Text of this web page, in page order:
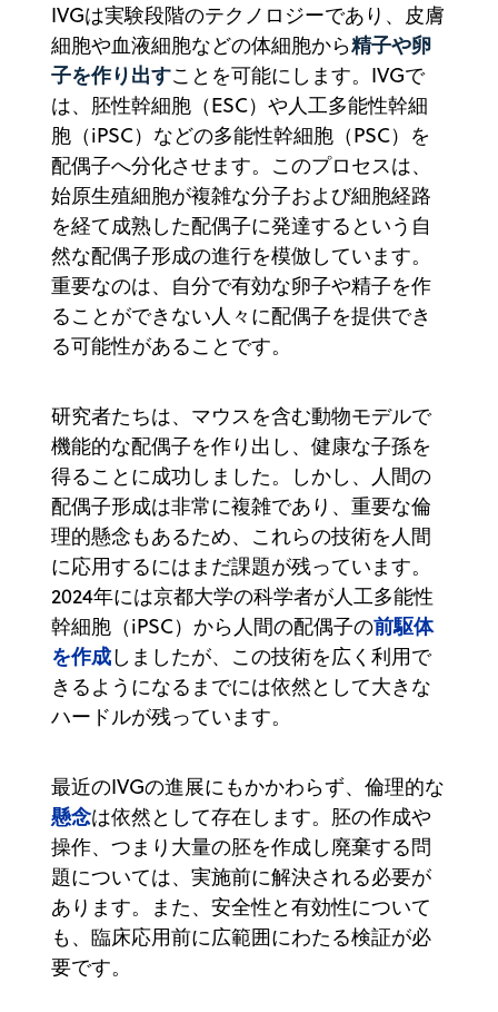
IVGは実験段階のテクノロジーであり、皮膚
細胞や血液細胞などの体細胞から精子や卵
子を作り出すことを可能にします。IVGで
は、胚性幹細胞（ESC）や人工多能性幹細
胞（iPSC）などの多能性幹細胞（PSC）を
配偶子へ分化させます。このプロセスは、
始原生殖細胞が複雑な分子および細胞経路
を経て成熟した配偶子に発達するという自
然な配偶子形成の進行を模倣しています。
重要なのは、自分で有効な卵子や精子を作
ることができない人々に配偶子を提供でき
る可能性があることです。
研究者たちは、マウスを含む動物モデルで
機能的な配偶子を作り出し、健康な子孫を
得ることに成功しました。しかし、人間の
配偶子形成は非常に複雑であり、重要な倫
理的懸念もあるため、これらの技術を人間
に応用するにはまだ課題が残っています。
2024年には京都大学の科学者が人工多能性
幹細胞（iPSC）から人間の配偶子の前駆体
を作成しましたが、この技術を広く利用で
きるようになるまでには依然として大きな
ハードルが残っています。
最近のIVGの進展にもかかわらず、倫理的な
懸念は依然として存在します。胚の作成や
操作、つまり大量の胚を作成し廃棄する問
題については、実施前に解決される必要が
あります。また、安全性と有効性について
も、臨床応用前に広範囲にわたる検証が必
要です。